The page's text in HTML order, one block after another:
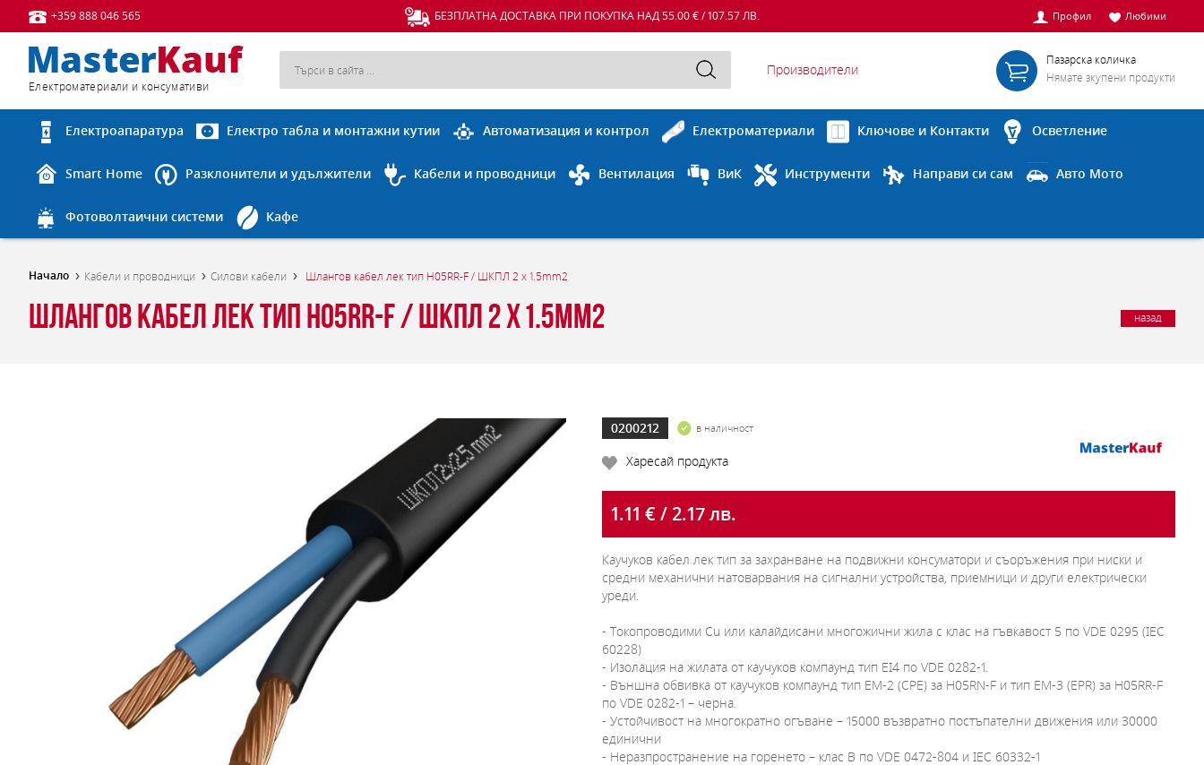
+359 888 046 565 Профил Любими
БЕЗПЛАТНА ДОСТАВКА ПРИ ПОКУПКА НАД 55.00 € / 107.57 ЛВ.
Eлектроматериали и консумативи
Пазарска количка
Нямате зкупени продукти
Производители
Електроапаратура Електро табла и монтажни кутии Автоматизация и контрол Електроматериали Ключове и Контакти Осветление
Smart Home Разклонители и удължители Кабели и проводници Вентилация ВиК Инструменти Направи си сам Авто Мото
Фотоволтаични системи Кафе
Начало Кабели и проводници Силови кабели Шлангов кабел лек тип H05RR-F / ШКПЛ 2 x 1.5mm2
Шлангов кабел лек тип H05RR-F / ШКПЛ 2 x 1.5mm2 назад
0200212 в наличност
Харесай продукта
1.11 € / 2.17 лв.
Каучуков кабел лек тип за захранване на подвижни консуматори и съоръжения при ниски и
средни механични натоварвания на сигнални устройства, приемници и други електрически
уреди.
- Токопроводими Cu или калайдисани многожични жила с клас на гъвкавост 5 по VDE 0295 (IEC
60228)
- Изолация на жилата от каучуков компаунд тип EI4 по VDE 0282-1.
- Външна обвивка от каучуков компаунд тип EM-2 (CРЕ) за H05RN-F и тип EM-3 (EPR) за H05RR-F
по VDE 0282-1 – черна.
- Устойчивост на многократно огъване – 15000 възвратно постъпателни движения или 30000
единични
- Неразпространение на горенето – клас В по VDE 0472-804 и IEC 60332-1